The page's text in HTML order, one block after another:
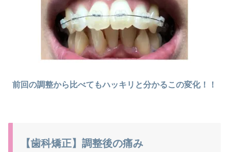
前回の調整から比べてもハッキリと分かるこの変化！！
【歯科矯正】調整後の痛み